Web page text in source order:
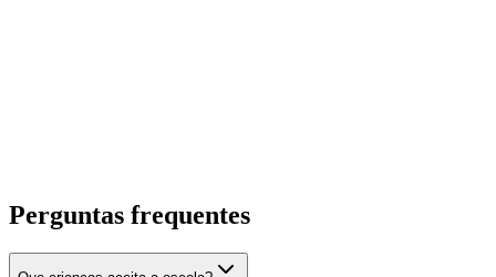
Perguntas frequentes